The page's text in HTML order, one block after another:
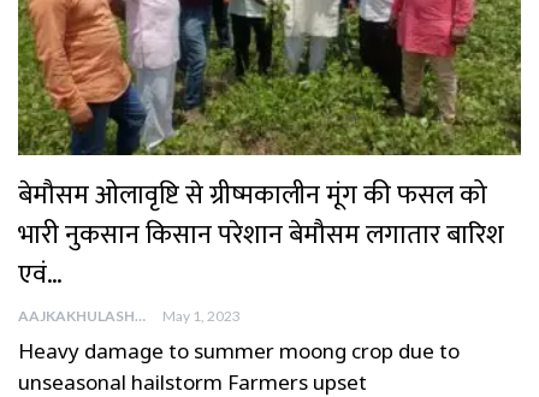
बेमौसम ओलावृष्टि से ग्रीष्मकालीन मूंग की फसल को
भारी नुकसान किसान परेशान बेमौसम लगातार बारिश
एवं…
AAJKAKHULASHA May 1, 2023
Heavy damage to summer moong crop due to
unseasonal hailstorm Farmers upset